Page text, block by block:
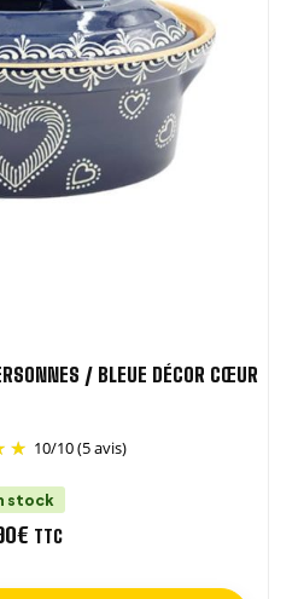
/ BLEUE DÉCOR CŒUR
10/10(5 avis)
stock
€ TTC